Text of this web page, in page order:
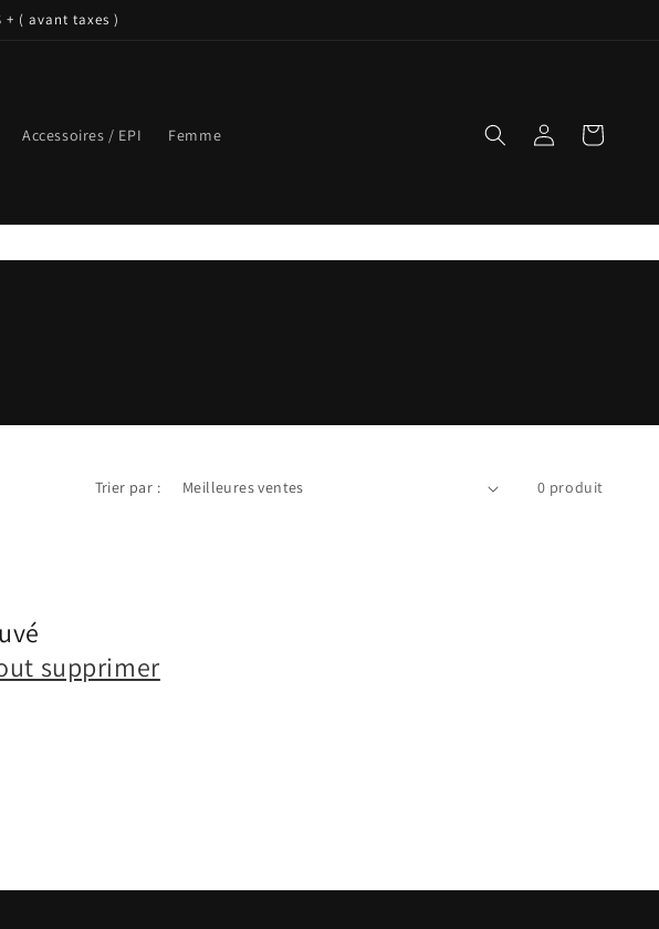
+ ( avant taxes )
Accessoires / EPI Femme Connexion Panier
Trier par : 0 produit
supprimer